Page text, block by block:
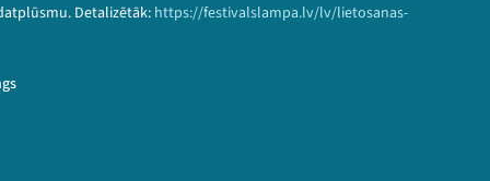
Detalizētāk: https://festivalslampa.lv/lv/lietosanas-